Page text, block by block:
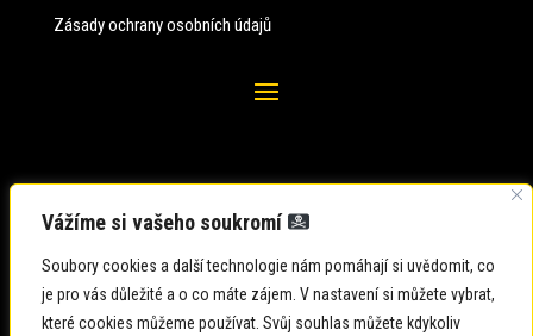
Vážíme si vašeho soukromí
Soubory cookies a další technologie nám pomáhají si uvědomit, co
je pro vás důležité a o co máte zájem. V nastavení si můžete vybrat,
které cookies můžeme používat. Svůj souhlas můžete kdykoliv
Zásady ochrany osobních údajů